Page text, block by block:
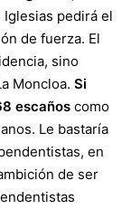
pedirá el
de fuerza. El
sino
Moncloa. Si
escaños como
Le bastaría
en
de ser